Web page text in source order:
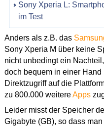
Sony Xperia L:
im Test
Anders als z.B. das
Sony Xperia M über keine
nicht unbedingt ein
doch bequem in einer
Direktzugriff auf die
zu 800.000 weitereApps
Leider misst der Speicher
Gigabyte (GB), so dass